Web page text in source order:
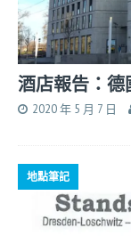
酒店報告：德
2020 年 5 月 7 日
地點筆記